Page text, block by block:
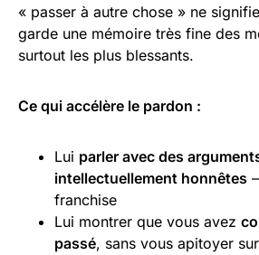
« passer à autre chose » ne
garde une mémoire très fine des
surtout les plus blessants.
Ce qui accélère le pardon :
Lui parler avec des
intellectuellement honnêtes
franchise
Lui montrer que vous avez
passé, sans vous apitoyer